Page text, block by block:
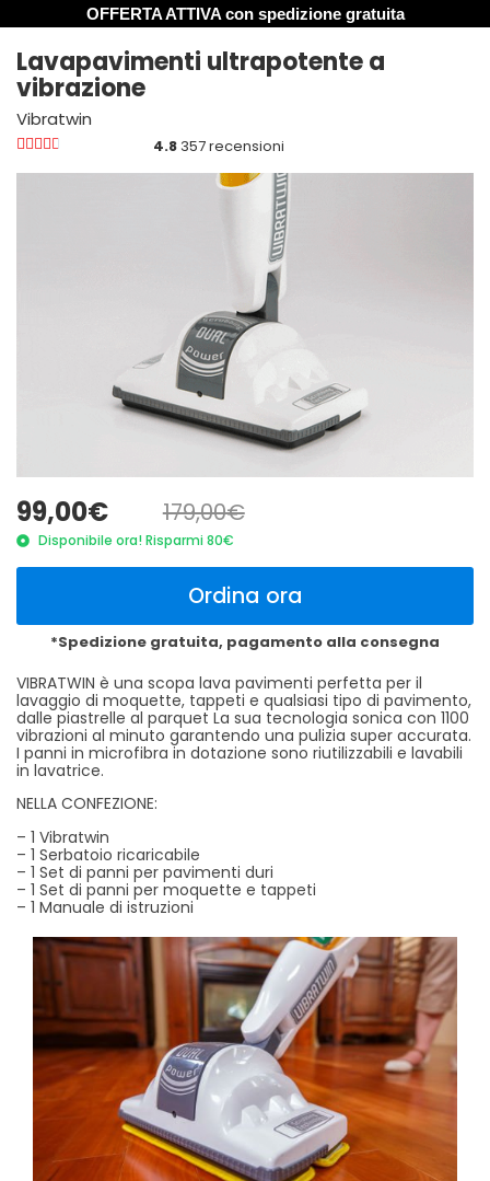
OFFERTA ATTIVA con spedizione gratuita
Lavapavimenti ultrapotente a
vibrazione
Vibratwin
     4.8357 recensioni
99,00€ 179,00€
Disponibile ora! Risparmi 80€
Ordina ora
*Spedizione gratuita, pagamento alla consegna
VIBRATWIN è una scopa lava pavimenti perfetta per il
lavaggio di moquette, tappeti e qualsiasi tipo di pavimento,
dalle piastrelle al parquet La sua tecnologia sonica con 1100
vibrazioni al minuto garantendo una pulizia super accurata.
I panni in microfibra in dotazione sono riutilizzabili e lavabili
in lavatrice.
NELLA CONFEZIONE:
– 1 Vibratwin
– 1 Serbatoio ricaricabile
– 1 Set di panni per pavimenti duri
– 1 Set di panni per moquette e tappeti
– 1 Manuale di istruzioni